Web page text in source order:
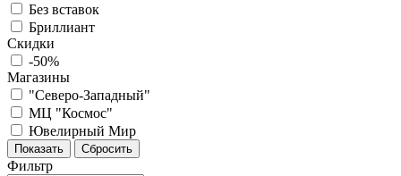
Без вставок
Бриллиант
Скидки
-50%
Магазины
"Северо-Западный"
МЦ "Космос"
Ювелирный Мир
Фильтр